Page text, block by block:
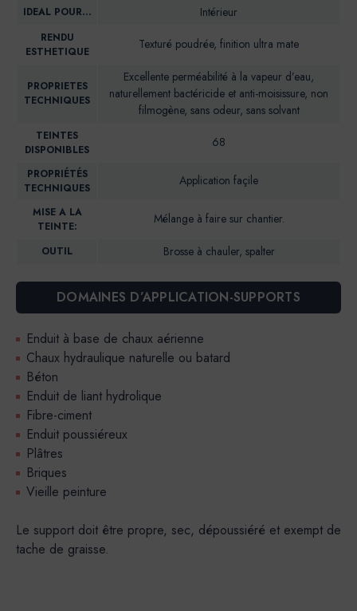
IDEAL POUR… Intérieur
RENDU
ESTHETIQUE
Texturé poudrée, finition ultra mate
PROPRIETES
TECHNIQUES
Excellente perméabilité à la vapeur d’eau,
naturellement bactéricide et anti-moisissure, non
filmogène, sans odeur, sans solvant
TEINTES
DISPONIBLES
68
PROPRIÉTÉS
TECHNIQUES
Application façile
MISE A LA
TEINTE:
Mélange à faire sur chantier.
OUTIL Brosse à chauler, spalter
DOMAINES D’APPLICATION-SUPPORTS
Enduit à base de chaux aérienne
Chaux hydraulique naturelle ou batard
Béton
Enduit de liant hydrolique
Fibre-ciment
Enduit poussiéreux
Plâtres
Briques
Vieille peinture
Le support doit être propre, sec, dépoussiéré et exempt de
tache de graisse.